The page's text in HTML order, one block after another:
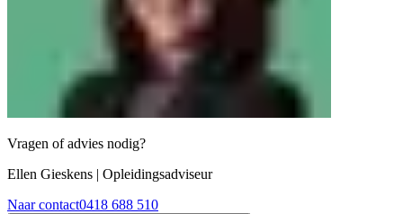
Vragen of advies nodig?
Ellen Gieskens | Opleidingsadviseur
Naar contact0418 688 510